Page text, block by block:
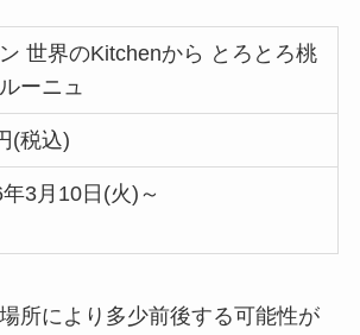
世界のKitchenから とろとろ桃
ーニュ
(税込)
3月10日(火)～
所により多少前後する可能性が